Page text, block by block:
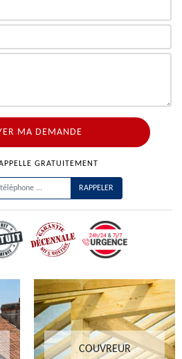
GRATUITEMENT
COUVREUR